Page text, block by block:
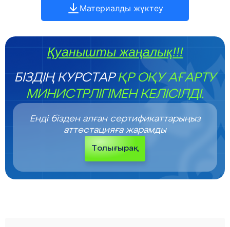
Материалды жүктеу
Қуанышты жаңалық!!!
БІЗДІҢ КУРСТАРҚР ОҚУ АҒАРТУ
МИНИСТРЛІГІМЕН КЕЛІСІЛДІ.
Енді бізден алған сертификаттарыңыз
аттестацияға жарамды
Толығырақ